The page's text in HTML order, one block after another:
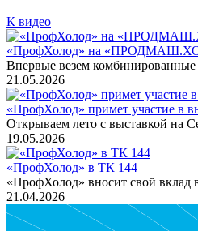
К видео
«ПрофХолод» на
Впервые везем
21.05.2026
«ПрофХолод» примет участие в
Открываем лето с выставкой на
19.05.2026
«ПрофХолод» в ТК 144
«ПрофХолод» вносит свой вклад
21.04.2026